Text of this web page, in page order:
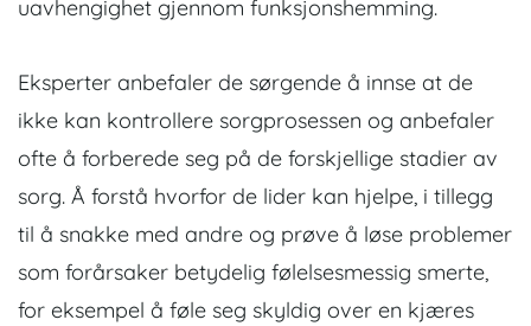
uavhengighet gjennom funksjonshemming.
Eksperter anbefaler de sørgende å innse at de
ikke kan kontrollere sorgprosessen og anbefaler
ofte å forberede seg på de forskjellige stadier av
sorg. Å forstå hvorfor de lider kan hjelpe, i tillegg
til å snakke med andre og prøve å løse problemer
som forårsaker betydelig følelsesmessig smerte,
for eksempel å føle seg skyldig over en kjæres